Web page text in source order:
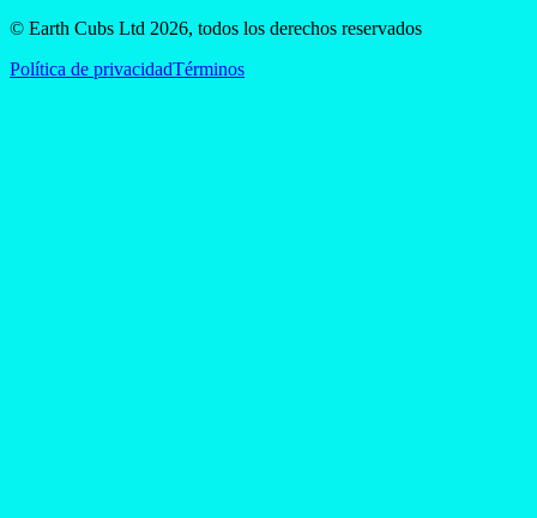
© Earth Cubs Ltd 2026, todos los derechos reservados
Política de privacidadTérminos